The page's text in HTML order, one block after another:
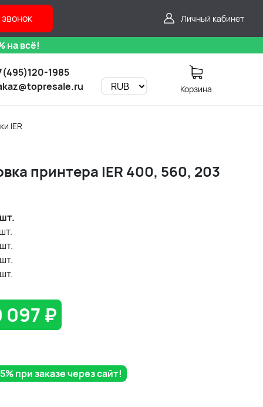
Личный кабинет
на всё!
1985
Корзина
IER
принтера IER 400, 560, 203
шт.
шт.
шт.
шт.
шт.
097 ₽
при заказе через сайт!